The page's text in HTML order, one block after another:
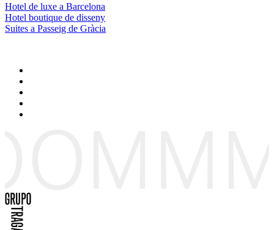
Hotel de luxe a Barcelona
Hotel boutique de disseny
Suites a Passeig de Gràcia